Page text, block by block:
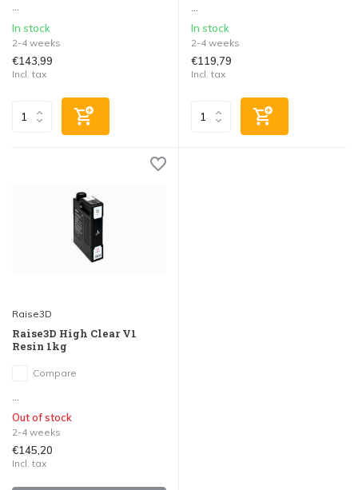
...
In stock
2-4 weeks
€143,99
Incl. tax
...
In stock
2-4 weeks
€119,79
Incl. tax
Raise3D
Raise3D High Clear V1
Resin 1kg
Compare
Out of stock
2-4 weeks
€145,20
Incl. tax